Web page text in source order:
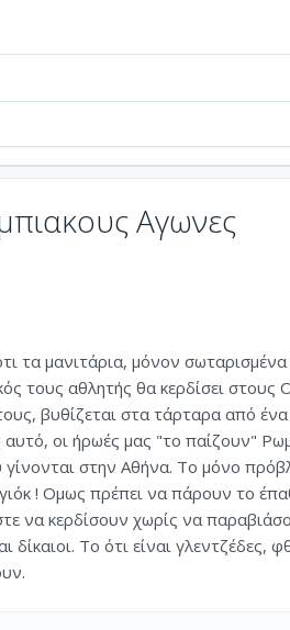
Αγωνες
τα μανιτάρια, μόνον
τους αθλητής θα κερδίσει
βυθίζεται στα τάρταρα από
οι ήρωές μας "το παίζουν"
στην Αθήνα. Το μόνο
! Ομως πρέπει να πάρουν το
να κερδίσουν χωρίς να
Το ότι είναι γλεντζέδες,